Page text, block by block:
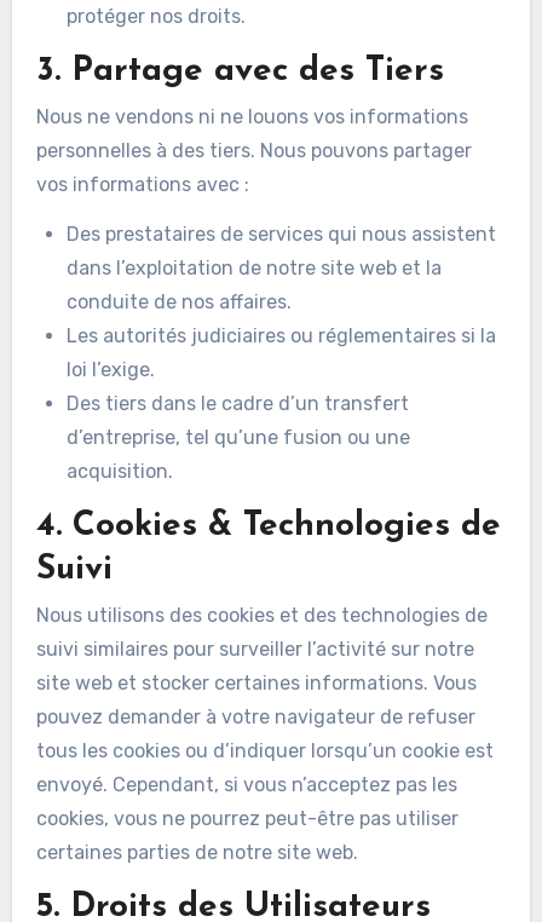
protéger nos droits.
3. Partage avec des Tiers
Nous ne vendons ni ne louons vos informations
personnelles à des tiers. Nous pouvons partager
vos informations avec :
Des prestataires de services qui nous assistent
dans l’exploitation de notre site web et la
conduite de nos affaires.
Les autorités judiciaires ou réglementaires si la
loi l’exige.
Des tiers dans le cadre d’un transfert
d’entreprise, tel qu’une fusion ou une
acquisition.
4. Cookies & Technologies de
Suivi
Nous utilisons des cookies et des technologies de
suivi similaires pour surveiller l’activité sur notre
site web et stocker certaines informations. Vous
pouvez demander à votre navigateur de refuser
tous les cookies ou d’indiquer lorsqu’un cookie est
envoyé. Cependant, si vous n’acceptez pas les
cookies, vous ne pourrez peut-être pas utiliser
certaines parties de notre site web.
5. Droits des Utilisateurs